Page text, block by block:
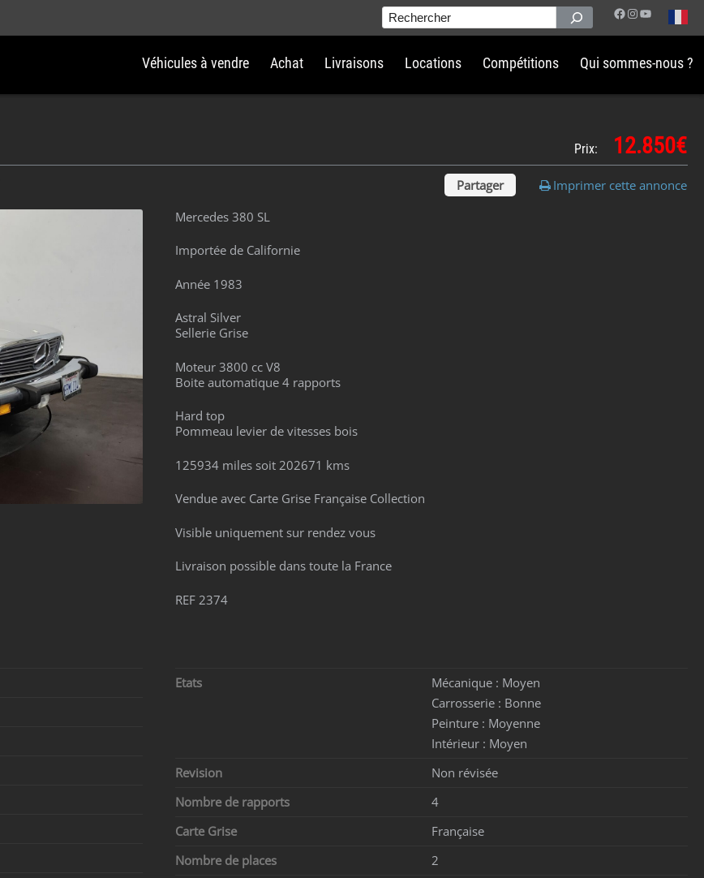
Facebook
Instagram
YouTube
Rechercher
Véhicules à vendre Achat Livraisons Locations Compétitions Qui sommes-nous ?
Prix: 12.850€
Partager
Imprimer cette annonce
Mercedes 380 SL
Importée de Californie
Année 1983
Astral Silver
Sellerie Grise
Moteur 3800 cc V8
Boite automatique 4 rapports
Hard top
Pommeau levier de vitesses bois
125934 miles soit 202671 kms
Vendue avec Carte Grise Française Collection
Visible uniquement sur rendez vous
Livraison possible dans toute la France
REF 2374
Etats Mécanique : Moyen
Carrosserie : Bonne
Peinture : Moyenne
Intérieur : Moyen
Revision
Non révisée
Nombre de rapports
4
Carte Grise
Française
Nombre de places
2